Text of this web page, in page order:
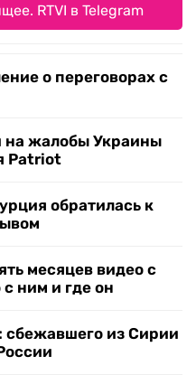
RTVI в Telegram
о переговорах с
на жалобы Украины
Patriot
обратилась к
месяцев видео с
ним и где он
сбежавшего из Сирии